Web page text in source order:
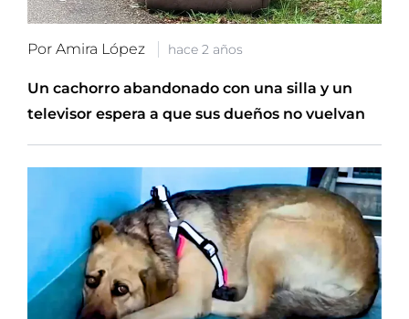
Por Amira López hace 2 años
Un cachorro abandonado con una silla y un
televisor espera a que sus dueños no vuelvan